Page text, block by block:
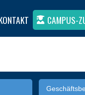
CAMPUS-